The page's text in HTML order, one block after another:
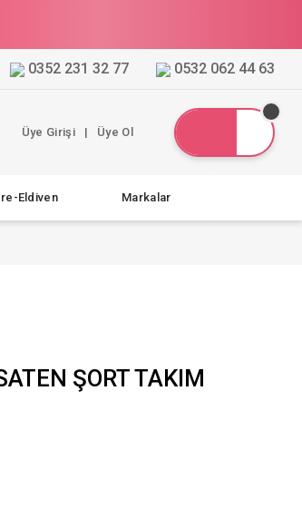
0352 231 32 77 0532 062 44 63
Üye Girişi | Üye Ol
Eldiven Markalar
ŞORT TAKIM